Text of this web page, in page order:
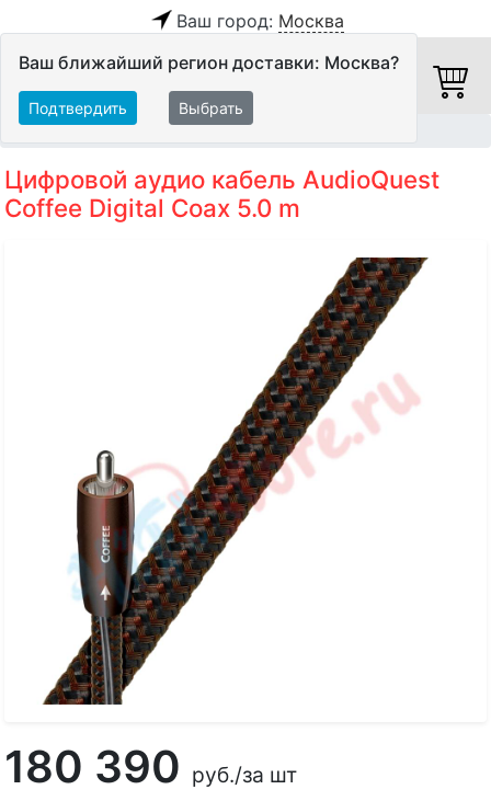
Ваш город: Москва
Ваш ближайший регион доставки: Москва?
Подтвердить Выбрать
Цифровой аудио кабель AudioQuest
Coffee Digital Coax 5.0 m
180 390 руб./за шт